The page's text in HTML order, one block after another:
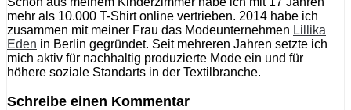
mehr als 10.000 T-Shirt online vertrieben. 2014 habe ich
zusammen mit meiner Frau das Modeunternehmen Lillika
Eden in Berlin gegründet. Seit mehreren Jahren setzte ich
mich aktiv für nachhaltig produzierte Mode ein und für
höhere soziale Standarts in der Textilbranche.
Schreibe einen Kommentar